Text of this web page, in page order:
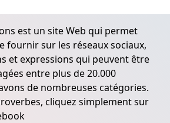
est un site Web qui permet
fournir sur les réseaux sociaux,
et expressions qui peuvent être
entre plus de 20.000
de nombreuses catégories.
cliquez simplement sur